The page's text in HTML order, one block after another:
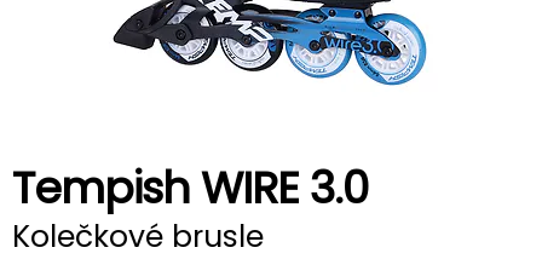
Tempish WIRE 3.0
Kolečkové brusle